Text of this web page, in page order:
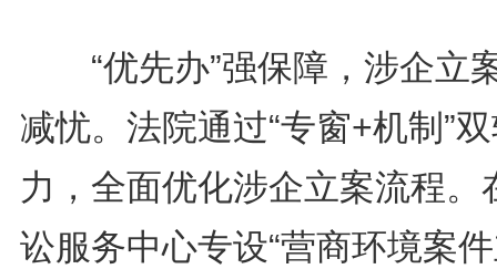
“优先办”强保障，涉企立
减忧。法院通过“专窗+机制”
力，全面优化涉企立案流程。
讼服务中心专设“营商环境案